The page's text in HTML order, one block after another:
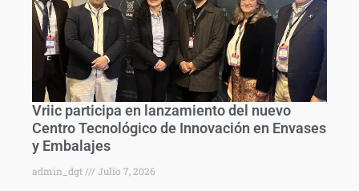
Vriic participa en lanzamiento del nuevo
Centro Tecnológico de Innovación en Envases
y Embalajes
admin_dgt Julio 7, 2026